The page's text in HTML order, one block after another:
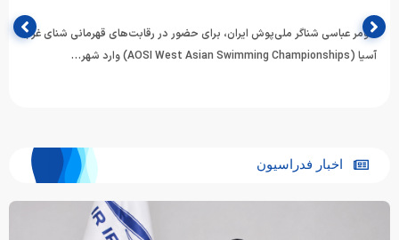
هومر عباسی شناگر ملی‌پوش ایران، برای حضور در رقابت‌های قهرمانی شنای غرب
آسیا (AOSI West Asian Swimming Championships) وارد شهر…
اخبار فدراسیون